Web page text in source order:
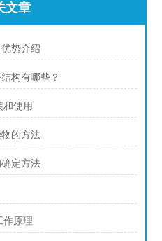
文章
势介绍
构有哪些？
和使用
的方法
定方法
作原理